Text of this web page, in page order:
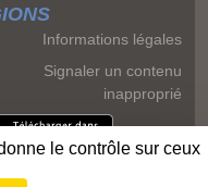
Informations légales
Signaler un contenu
inapproprié
le contrôle sur ceux